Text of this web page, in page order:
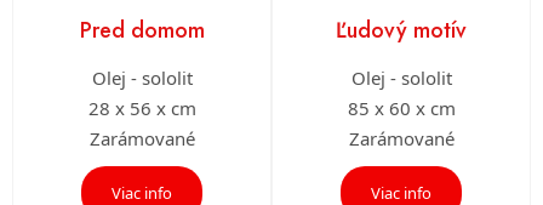
Pred domom
Olej - sololit
28 x 56 x cm
Zarámované
Viac info
Ľudový motív
Olej - sololit
85 x 60 x cm
Zarámované
Viac info